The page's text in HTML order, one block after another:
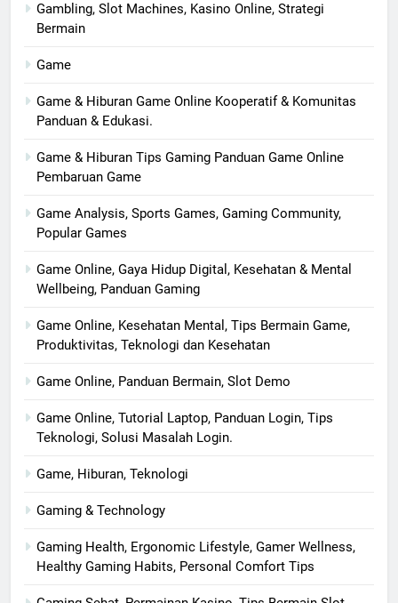
Gambling, Slot Machines, Kasino Online, Strategi
Bermain
Game
Game & Hiburan Game Online Kooperatif & Komunitas
Panduan & Edukasi.
Game & Hiburan Tips Gaming Panduan Game Online
Pembaruan Game
Game Analysis, Sports Games, Gaming Community,
Popular Games
Game Online, Gaya Hidup Digital, Kesehatan & Mental
Wellbeing, Panduan Gaming
Game Online, Kesehatan Mental, Tips Bermain Game,
Produktivitas, Teknologi dan Kesehatan
Game Online, Panduan Bermain, Slot Demo
Game Online, Tutorial Laptop, Panduan Login, Tips
Teknologi, Solusi Masalah Login.
Game, Hiburan, Teknologi
Gaming & Technology
Gaming Health, Ergonomic Lifestyle, Gamer Wellness,
Healthy Gaming Habits, Personal Comfort Tips